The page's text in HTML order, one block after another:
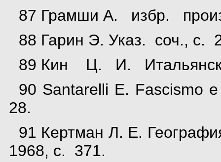
87 Грамши А. избр.
88 Гарин Э. Указ. соч., с.
89 Кин Ц. И.
90 Santarelli E.
28.
91 Кертман Л. Е.
1968, с. 371.